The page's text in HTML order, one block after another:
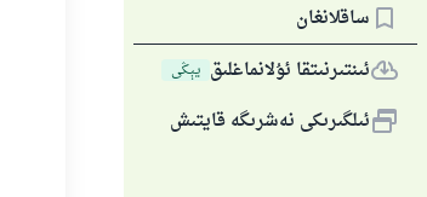
ساقلانغان
ئىنتىرنىتقا ئۇلانماغلىق يېڭى
ئىلگىرىكى نەشرىگە قايتىش